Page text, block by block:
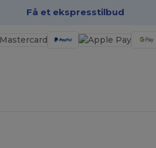
Få et ekspresstilbud